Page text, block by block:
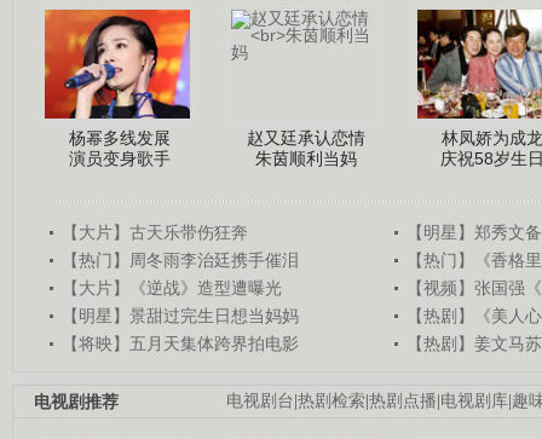
杨幂多线发展
演员变身歌手
赵又廷承认恋情
朱茵顺利当妈
林凤娇为成龙
庆祝58岁生
【大片】古天乐带伤狂奔
【明星】郑秀文
【热门】周冬雨李治廷携手催泪
【热门】《香格
【大片】《逆战》造型遭曝光
【视频】张国强
【明星】景甜过完生日想当妈妈
【热剧】《美人
【将映】五月天集体跨界拍电影
【热剧】姜文马
电视剧台|热剧检索|热剧点播|电视剧库|趣
电视剧推荐